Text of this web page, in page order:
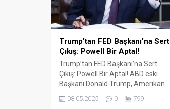
Trump’tan FED Başkanı’na Sert
Çıkış: Powell Bir Aptal!
Trump’tan FED Başkanı’na Sert
Çıkış: Powell Bir Aptal! ABD eski
Başkanı Donald Trump, Amerikan
Merkez Bankası (FED) Başkanı
Jerome Powell’ın faiz oranlarını
08.05.2025 0 799